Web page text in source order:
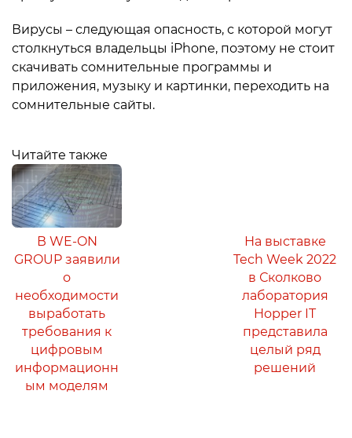
Вирусы – следующая опасность, с которой могут
столкнуться владельцы iPhone, поэтому не стоит
скачивать сомнительные программы и
приложения, музыку и картинки, переходить на
сомнительные сайты.
Читайте также
В WE-ON
GROUP заявили
о
необходимости
выработать
требования к
цифровым
информационн
ым моделям
На выставке
Tech Week 2022
в Сколково
лаборатория
Hopper IT
представила
целый ряд
решений